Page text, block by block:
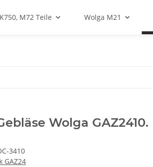
K750, M72 Teile Wolga M21
Wolga GAZ2410.
3410
GAZ24